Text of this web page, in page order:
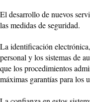
El desarrollo de nuevos
las medidas de seguridad.
La identificación
personal y los sistemas de
que los procedimientos
máximas garantías para los